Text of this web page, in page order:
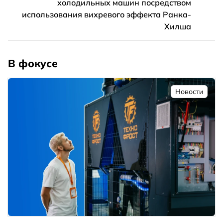
холодильных машин посредством
использования вихревого эффекта Ранка-
Хилша
В фокусе
Новости